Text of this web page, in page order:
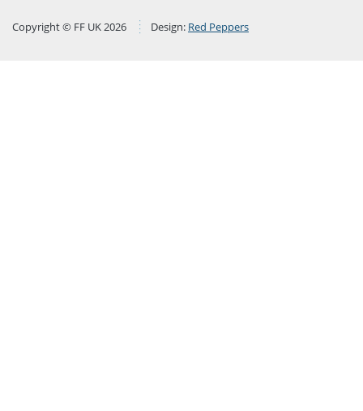
Copyright © FF UK 2026 Design: Red Peppers